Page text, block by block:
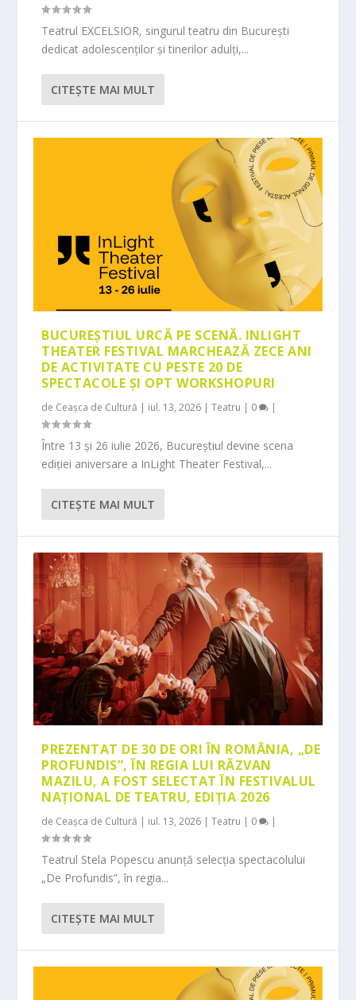
Teatrul EXCELSIOR, singurul teatru din București
dedicat adolescenților și tinerilor adulți,...
CITEŞTE MAI MULT
BUCUREȘTIUL URCĂ PE SCENĂ. INLIGHT
THEATER FESTIVAL MARCHEAZĂ ZECE ANI
DE ACTIVITATE CU PESTE 20 DE
SPECTACOLE ȘI OPT WORKSHOPURI
de Ceașca de Cultură | iul. 13, 2026 |Teatru | 0 |
Între 13 și 26 iulie 2026, Bucureștiul devine scena
ediției aniversare a InLight Theater Festival,...
CITEŞTE MAI MULT
PREZENTAT DE 30 DE ORI ÎN ROMÂNIA, „DE
PROFUNDIS”, ÎN REGIA LUI RĂZVAN
MAZILU, A FOST SELECTAT ÎN FESTIVALUL
NAȚIONAL DE TEATRU, EDIȚIA 2026
de Ceașca de Cultură | iul. 13, 2026 |Teatru | 0 |
Teatrul Stela Popescu anunță selecția spectacolului
„De Profundis”, în regia...
CITEŞTE MAI MULT